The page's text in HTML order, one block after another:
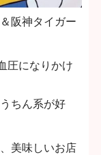
阪神タイガー
圧になりかけ
ちん系が好
美味しいお店